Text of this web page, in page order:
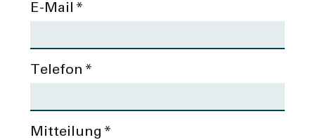
E-Mail *
Telefon *
Mitteilung *